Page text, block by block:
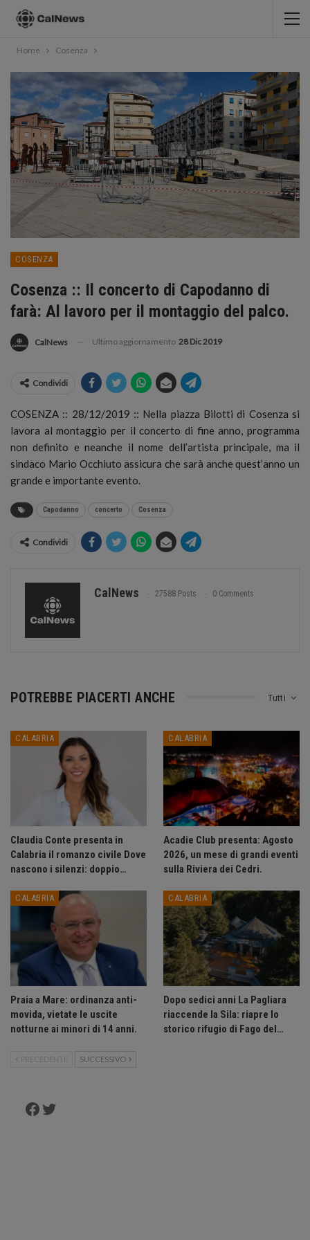
Home Cosenza
COSENZA
Cosenza :: Il concerto di Capodanno di
farà: Al lavoro per il montaggio del palco.
CalNews Ultimo aggiornamento 28 Dic 2019
Condividi
COSENZA :: 28/12/2019 :: Nella piazza Bilotti di Cosenza si
lavora al montaggio per il concerto di fine anno, programma
non definito e neanche il nome dell’artista principale, ma il
sindaco Mario Occhiuto assicura che sarà anche quest’anno un
grande e importante evento.
Capodanno concerto Cosenza
Condividi
CalNews 27588 Posts 0 Comments
Tutti
POTREBBE PIACERTI ANCHE
CALABRIA
Claudia Conte presenta in
Calabria il romanzo civile Dove
nascono i silenzi: doppio…
CALABRIA
Acadie Club presenta: Agosto
2026, un mese di grandi eventi
sulla Riviera dei Cedri.
CALABRIA
Praia a Mare: ordinanza anti-
movida, vietate le uscite
notturne ai minori di 14 anni.
CALABRIA
Dopo sedici anni La Pagliara
riaccende la Sila: riapre lo
storico rifugio di Fago del…
PRECEDENTE SUCCESSIVO
Facebook
Twitter